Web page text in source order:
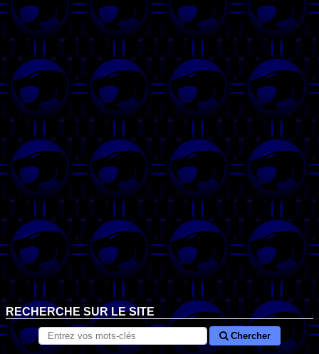
RECHERCHE SUR LE SITE
Chercher